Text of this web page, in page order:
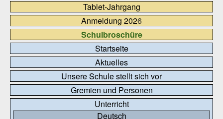
Tablet-Jahrgang
Anmeldung 2026
Schulbroschüre
Startseite
Aktuelles
Unsere Schule stellt sich vor
Gremien und Personen
Unterricht
Deutsch